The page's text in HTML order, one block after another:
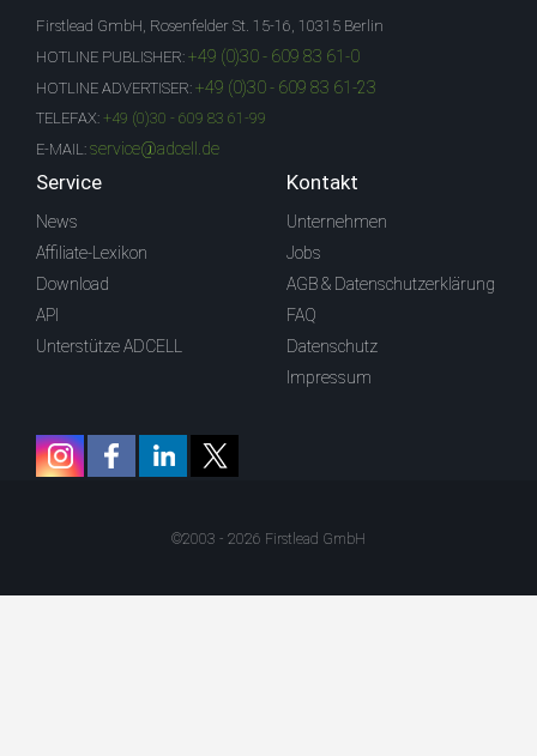
Firstlead GmbH, Rosenfelder St. 15-16, 10315 Berlin
HOTLINE PUBLISHER: +49 (0)30 - 609 83 61-0
HOTLINE ADVERTISER: +49 (0)30 - 609 83 61-23
TELEFAX: +49 (0)30 - 609 83 61-99
E-MAIL: service@adcell.de
Service
News
Affiliate-Lexikon
Download
API
Unterstütze ADCELL
Kontakt
Unternehmen
Jobs
AGB & Datenschutzerklärung
FAQ
Datenschutz
Impressum
©2003 - 2026 Firstlead GmbH